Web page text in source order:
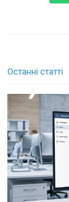
Останні статті